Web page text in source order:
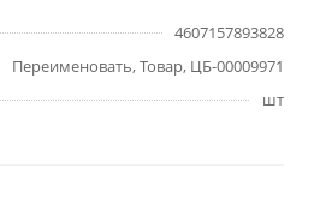
4607157893828
Переименовать, Товар, ЦБ-00009971
шт